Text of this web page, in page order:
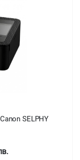
SELPHY